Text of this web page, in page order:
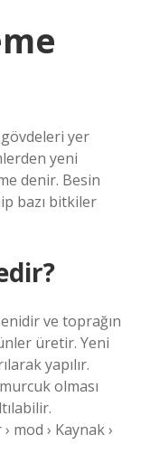
yer
yeni
denir. Besin
bazı bitkiler
ve toprağın
üretir. Yeni
yapılır.
olması
mod › Kaynak ›